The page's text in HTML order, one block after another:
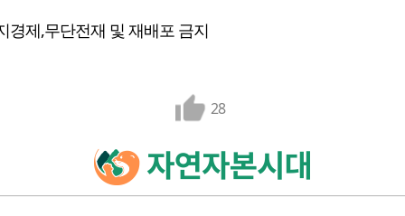
제,무단전재 및 재배포 금지
28